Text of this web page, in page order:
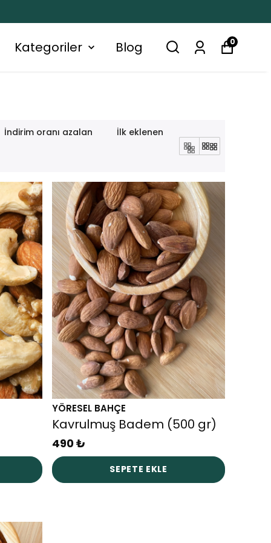
Kategoriler Blog 0
İndirim oranı azalan İlk eklenen
YÖRESEL BAHÇE
Kavrulmuş Badem (500 gr)
490 ₺
SEPETE EKLE